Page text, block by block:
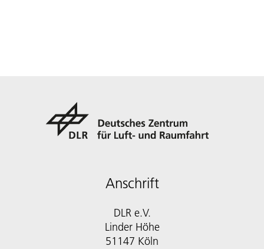
Anschrift
DLR e.V.
Linder Höhe
51147 Köln